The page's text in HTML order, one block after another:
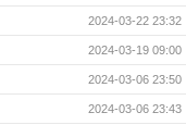
2024-03-22 23:32
2024-03-19 09:00
2024-03-06 23:50
2024-03-06 23:43